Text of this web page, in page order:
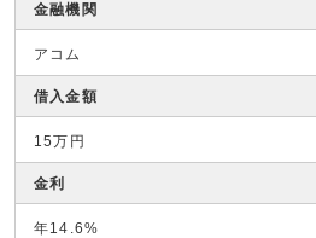
金融機関
アコム
借入金額
15万円
金利
年14.6%